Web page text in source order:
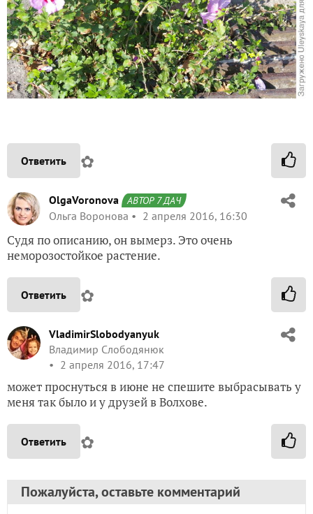
Ответить ✿
OlgaVoronova АВТОР 7 ДАЧ
Ольга Воронова 2 апреля 2016, 16:30
Судя по описанию, он вымерз. Это очень
неморозостойкое растение.
Ответить ✿
VladimirSlobodyanyuk
Владимир Слободянюк
2 апреля 2016, 17:47
может проснуться в июне не спешите выбрасывать у
меня так было и у друзей в Волхове.
Ответить ✿
Пожалуйста, оставьте комментарий